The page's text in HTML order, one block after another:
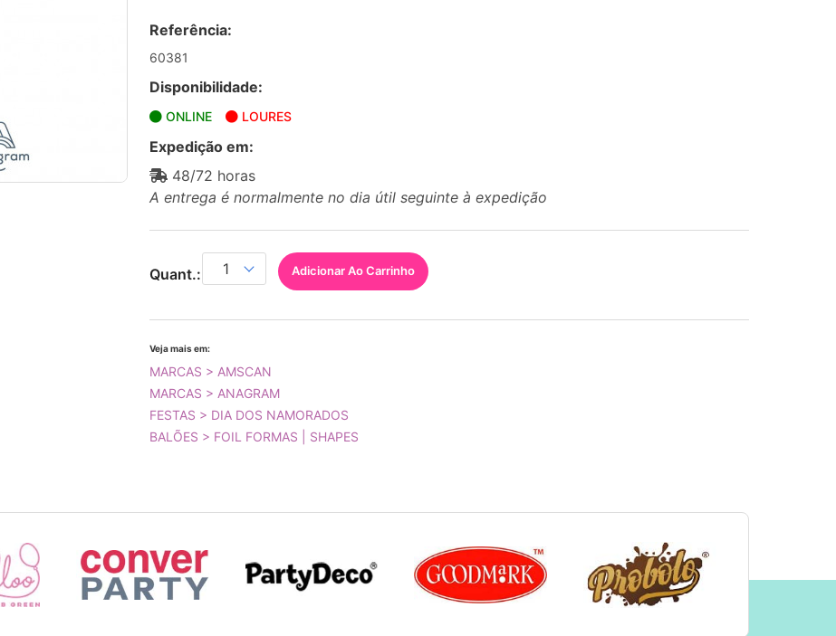
Referência:
60381
Disponibilidade:
ONLINE LOURES
Expedição em:
48/72 horas
A entrega é normalmente no dia útil seguinte à expedição
Quant.: Adicionar Ao Carrinho
Veja mais em:
MARCAS > AMSCAN
MARCAS > ANAGRAM
FESTAS > DIA DOS NAMORADOS
BALÕES > FOIL FORMAS | SHAPES